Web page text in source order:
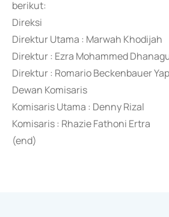
berikut:
Direksi
Direktur Utama : Marwah Khodijah
Direktur : Ezra Mohammed
Direktur : Romario Beckenbauer Yap
Dewan Komisaris
Komisaris Utama : Denny Rizal
Komisaris : Rhazie Fathoni Ertra
(end)